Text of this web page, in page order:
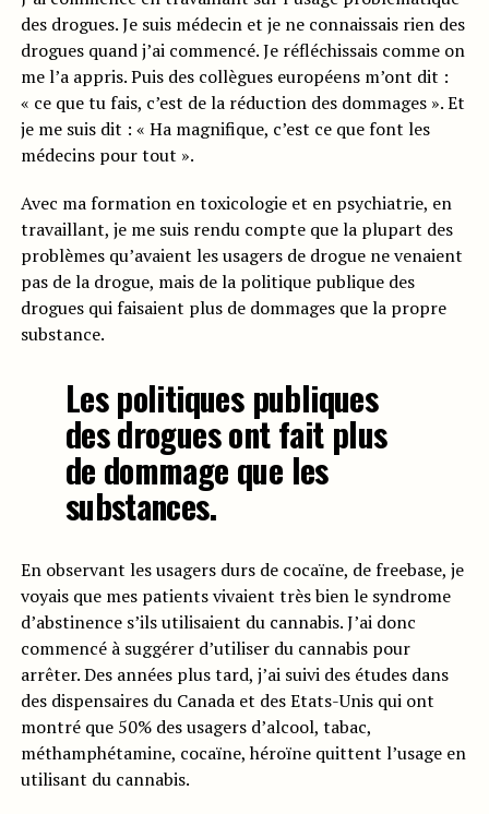
des drogues. Je suis médecin et je ne connaissais rien des
drogues quand j’ai commencé. Je réfléchissais comme on
me l’a appris. Puis des collègues européens m’ont dit :
« ce que tu fais, c’est de la réduction des dommages ». Et
je me suis dit : « Ha magnifique, c’est ce que font les
médecins pour tout ».
Avec ma formation en toxicologie et en psychiatrie, en
travaillant, je me suis rendu compte que la plupart des
problèmes qu’avaient les usagers de drogue ne venaient
pas de la drogue, mais de la politique publique des
drogues qui faisaient plus de dommages que la propre
substance.
Les politiques publiques
des drogues ont fait plus
de dommage que les
substances.
En observant les usagers durs de cocaïne, de freebase, je
voyais que mes patients vivaient très bien le syndrome
d’abstinence s’ils utilisaient du cannabis. J’ai donc
commencé à suggérer d’utiliser du cannabis pour
arrêter. Des années plus tard, j’ai suivi des études dans
des dispensaires du Canada et des Etats-Unis qui ont
montré que 50% des usagers d’alcool, tabac,
méthamphétamine, cocaïne, héroïne quittent l’usage en
utilisant du cannabis.